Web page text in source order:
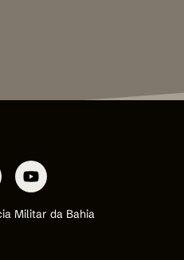
Militar da Bahia